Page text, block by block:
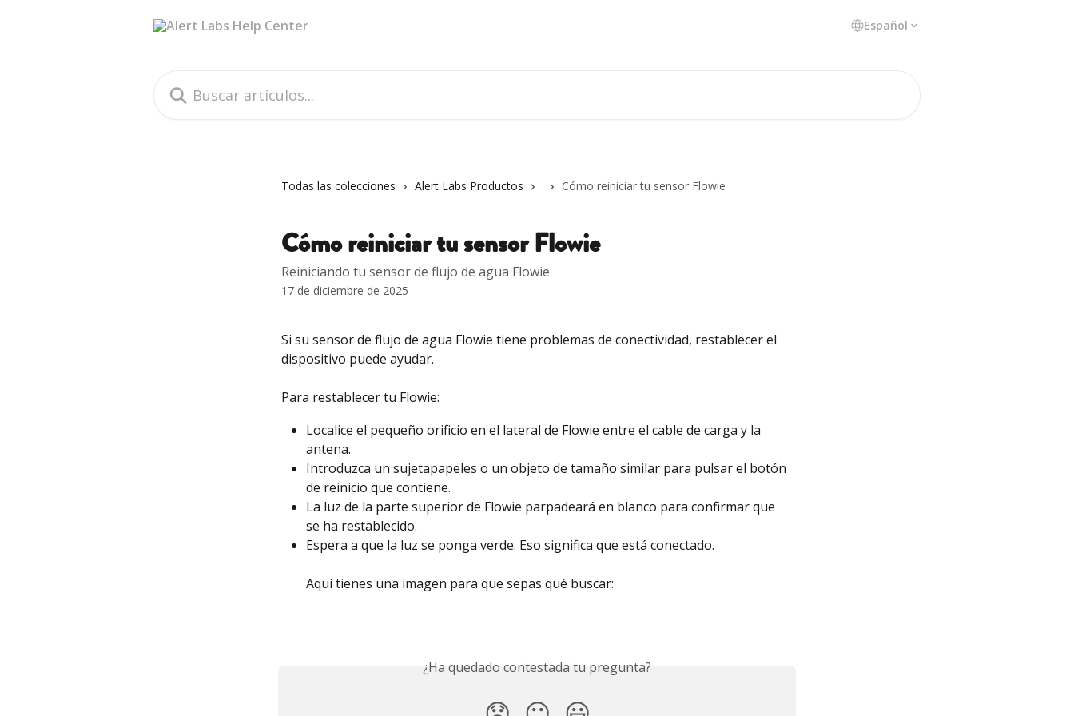
Español
Todas las colecciones Alert Labs Productos Cómo reiniciar tu sensor Flowie
Cómo reiniciar tu sensor Flowie
Reiniciando tu sensor de flujo de agua Flowie
17 de diciembre de 2025
Si su sensor de flujo de agua Flowie tiene problemas de conectividad, restablecer el
dispositivo puede ayudar.
Para restablecer tu Flowie:
Localice el pequeño orificio en el lateral de Flowie entre el cable de carga y la
antena.
Introduzca un sujetapapeles o un objeto de tamaño similar para pulsar el botón
de reinicio que contiene.
La luz de la parte superior de Flowie parpadeará en blanco para confirmar que
se ha restablecido.
Espera a que la luz se ponga verde. Eso significa que está conectado.
Aquí tienes una imagen para que sepas qué buscar:
¿Ha quedado contestada tu pregunta?